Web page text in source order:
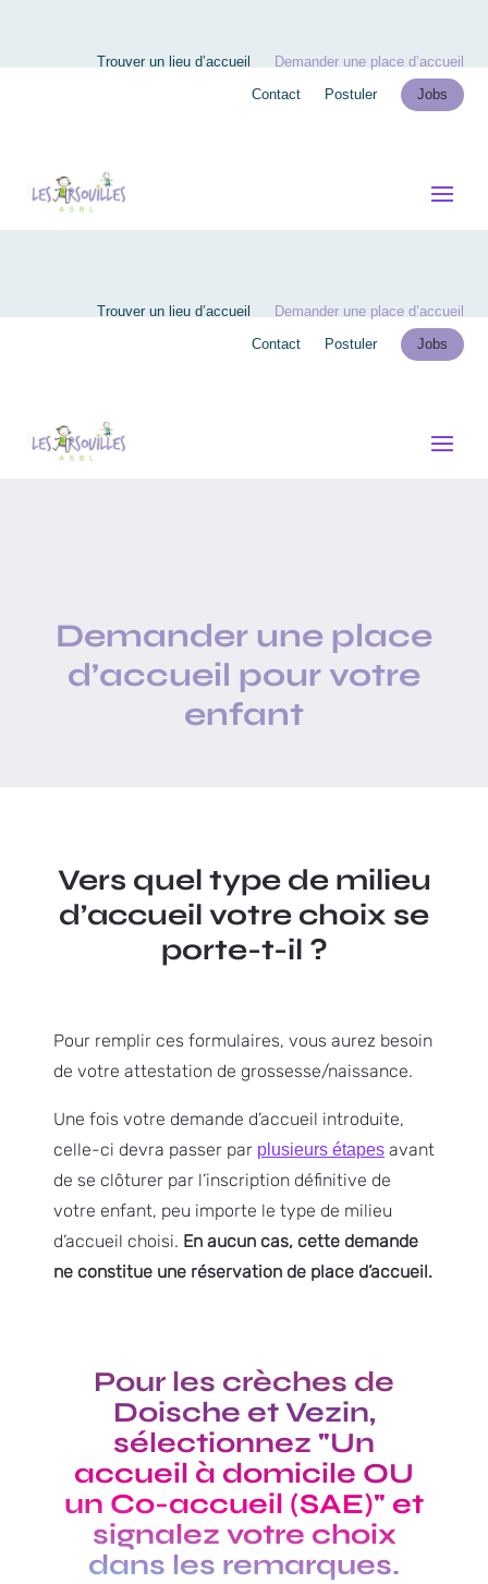
Trouver un lieu d’accueil
Demander une place d’accueil
Contact
Postuler Jobs
Trouver un lieu d’accueil
Demander une place d’accueil
Contact
Postuler Jobs
Demander une place
d’accueil pour votre
enfant
Vers quel type de milieu
d’accueil votre choix se
porte-t-il ?
Pour remplir ces formulaires, vous aurez besoin
de votre attestation de grossesse/naissance.
Une fois votre demande d’accueil introduite,
celle-ci devra passer par plusieurs étapesavant
de se clôturer par l’inscription définitive de
votre enfant, peu importe le type de milieu
d’accueil choisi. En aucun cas, cette demande
ne constitue une réservation de place d’accueil.
Pour les crèches de
Doische et Vezin,
sélectionnez "Un
accueil à domicile OU
un Co-accueil (SAE)" et
signalez votre choix
dans les remarques.